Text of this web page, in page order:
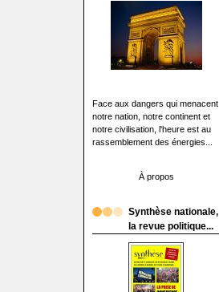
Face aux dangers qui menacent
notre nation, notre continent et
notre civilisation, l'heure est au
rassemblement des énergies...
À propos
Synthèse nationale,
la revue politique...